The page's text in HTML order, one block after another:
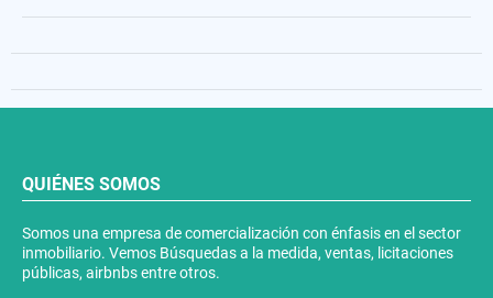
QUIÉNES SOMOS
Somos una empresa de comercialización con énfasis en el sector
inmobiliario. Vemos Búsquedas a la medida, ventas, licitaciones
públicas, airbnbs entre otros.